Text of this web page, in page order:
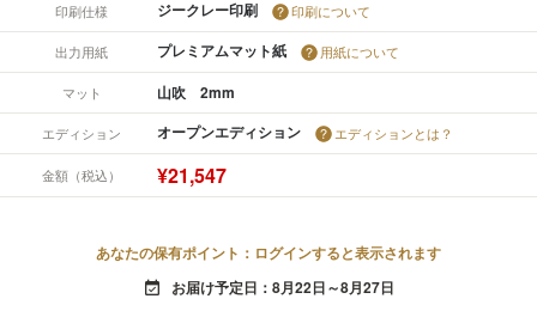
印刷仕様 ジークレー印刷 印刷について
出力用紙 プレミアムマット紙 用紙について
マット 山吹 2mm
エディション オープンエディション エディションとは？
金額（税込） ¥21,547
あなたの保有ポイント：ログインすると表示されます
event_available お届け予定日：8月22日～8月27日